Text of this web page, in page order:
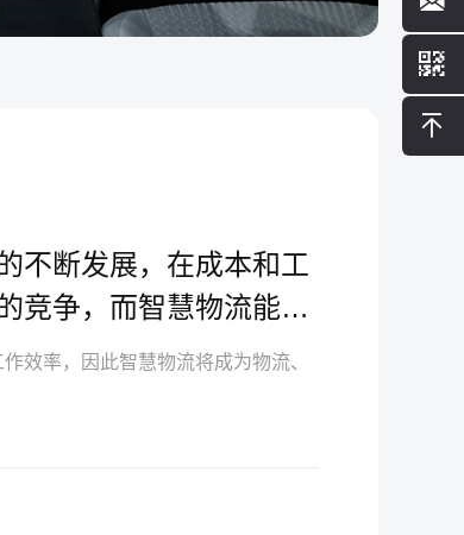
不断发展，在成本和工
竞争，而智慧物流能大
效率，因此智慧物流将成为物流、